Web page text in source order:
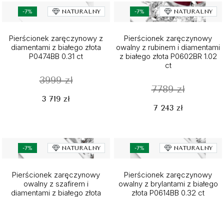
-7% NATURALNY
Pierścionek zaręczynowy z
diamentami z białego złota
P0474BB 0.31 ct
3999 zł
3 719 zł
-7% NATURALNY
Pierścionek zaręczynowy
owalny z rubinem i diamentami
z białego złota P0602BR 1.02
ct
7789 zł
7 243 zł
-7% NATURALNY
Pierścionek zaręczynowy
owalny z szafirem i
diamentami z białego złota
-7% NATURALNY
Pierścionek zaręczynowy
owalny z brylantami z białego
złota P0614BB 0.32 ct